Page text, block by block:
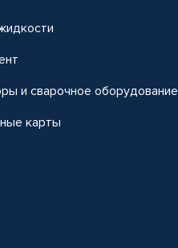
и сварочное оборудование
карты